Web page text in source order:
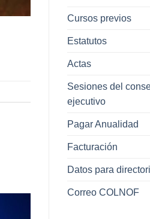
Cursos previos
Estatutos
Actas
Sesiones del
ejecutivo
Pagar Anualidad
Facturación
Datos para
Correo COLNOF